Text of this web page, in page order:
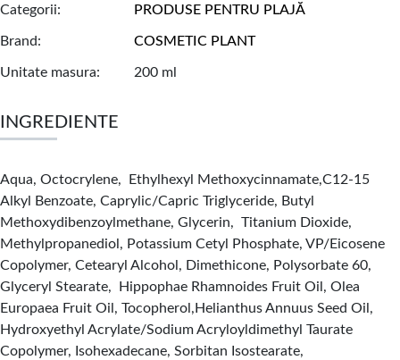
Categorii PRODUSE PENTRU PLAJĂ
Brand COSMETIC PLANT
Unitate masura 200 ml
INGREDIENTE
Aqua, Octocrylene, Ethylhexyl Methoxycinnamate,C12-15
Alkyl Benzoate, Caprylic/Capric Triglyceride, Butyl
Methoxydibenzoylmethane, Glycerin, Titanium Dioxide,
Methylpropanediol, Potassium Cetyl Phosphate, VP/Eicosene
Copolymer, Cetearyl Alcohol, Dimethicone, Polysorbate 60,
Glyceryl Stearate, Hippophae Rhamnoides Fruit Oil, Olea
Europaea Fruit Oil, Tocopherol,Helianthus Annuus Seed Oil,
Hydroxyethyl Acrylate/Sodium Acryloyldimethyl Taurate
Copolymer, Isohexadecane, Sorbitan Isostearate,